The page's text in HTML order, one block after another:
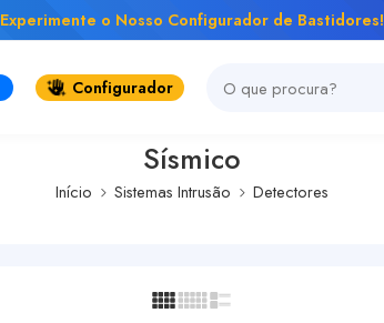
Experimente o Nosso Configurador de Bastidores!
Configurador
Sísmico
Início Sistemas Intrusão Detectores